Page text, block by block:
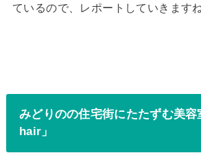
ているので、レポートしていきます
みどりのの住宅街にたたずむ美
hair」